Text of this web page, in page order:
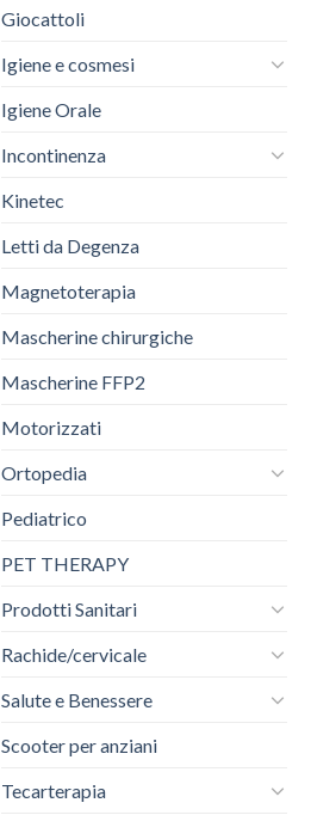
Giocattoli
Igiene e cosmesi
Igiene Orale
Incontinenza
Kinetec
Letti da Degenza
Magnetoterapia
Mascherine chirurgiche
Mascherine FFP2
Motorizzati
Ortopedia
Pediatrico
PET THERAPY
Prodotti Sanitari
Rachide/cervicale
Salute e Benessere
Scooter per anziani
Tecarterapia